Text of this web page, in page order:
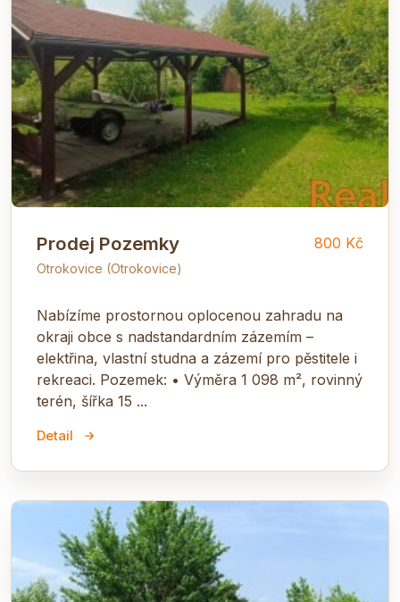
Prodej Pozemky
Otrokovice (Otrokovice)
800 Kč
Nabízíme prostornou oplocenou zahradu na
okraji obce s nadstandardním zázemím –
elektřina, vlastní studna a zázemí pro pěstitele i
rekreaci. Pozemek: • Výměra 1 098 m², rovinný
terén, šířka 15 ...
Detail